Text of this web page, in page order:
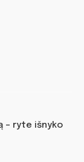
– ryte išnyko